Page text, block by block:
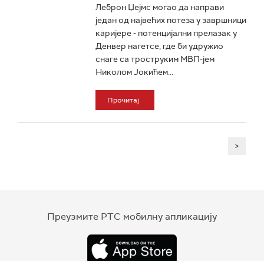
Леброн Џејмс могао да направи
један од највећих потеза у завршници
каријере - потенцијални прелазак у
Денвер нагетсе, где би удружио
снаге са троструким МВП-јем
Николом Јокићем...
Прочитај
>
Преузмите РТС мобилну апликацију